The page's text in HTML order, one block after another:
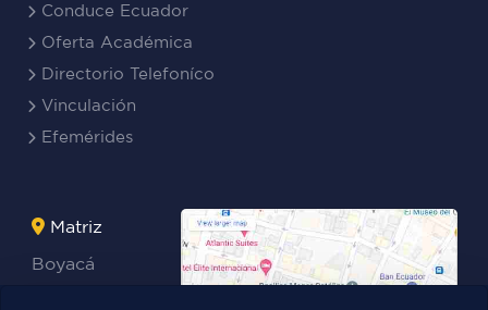
Conduce Ecuador
Oferta Académica
Directorio Telefoníco
Vinculación
Efemérides
Matriz
Boyacá